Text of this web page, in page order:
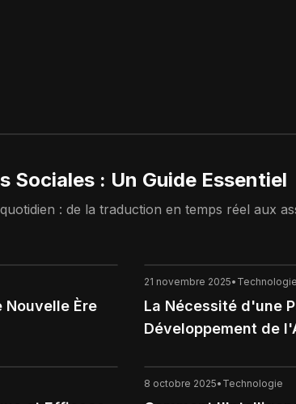
: Un Guide Essentiel
: de la traduction en temps réel aux
Ère
21 novembre 2025•
La Nécessité d'une
Développement de
8 octobre 2025• Technologie